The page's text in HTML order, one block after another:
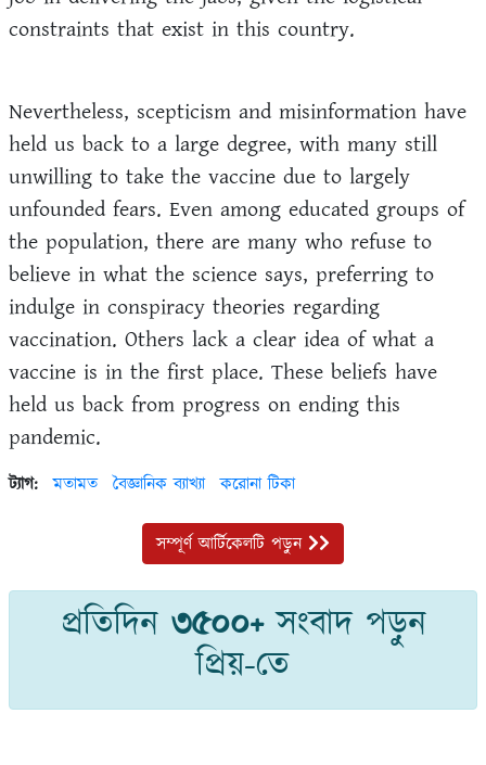
constraints that exist in this country.
Nevertheless, scepticism and misinformation have
held us back to a large degree, with many still
unwilling to take the vaccine due to largely
unfounded fears. Even among educated groups of
the population, there are many who refuse to
believe in what the science says, preferring to
indulge in conspiracy theories regarding
vaccination. Others lack a clear idea of what a
vaccine is in the first place. These beliefs have
held us back from progress on ending this
pandemic.
ট্যাগ: মতামত বৈজ্ঞানিক ব্যাখ্যা করোনা টিকা
সম্পূর্ণ আর্টিকেলটি পড়ুন
প্রতিদিন ৩৫০০+সংবাদ পড়ুন
প্রিয়-তে